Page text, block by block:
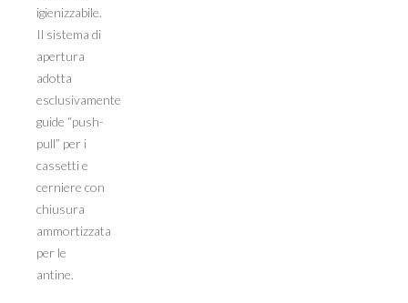
igienizzabile.
Il sistema di
apertura
adotta
esclusivamente
guide “push-
pull” per i
cassetti e
cerniere con
chiusura
ammortizzata
per le
antine.